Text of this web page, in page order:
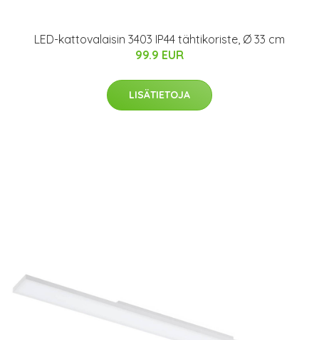
LED-kattovalaisin 3403 IP44 tähtikoriste, Ø 33 cm
99.9 EUR
LISÄTIETOJA